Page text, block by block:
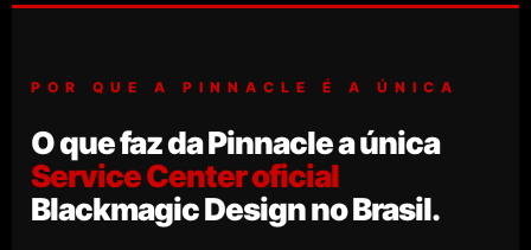
POR QUE A PINNACLE É A ÚNICA
O que faz da Pinnacle a única
Service Center oficial
Blackmagic Design no Brasil.